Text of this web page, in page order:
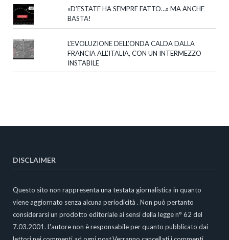
«D’ESTATE HA SEMPRE FATTO…» MA ANCHE
BASTA!
L’EVOLUZIONE DELL’ONDA CALDA DALLA
FRANCIA ALL’ITALIA, CON UN INTERMEZZO
INSTABILE
DISCLAIMER
Questo sito non rappresenta una testata giornalistica in quanto
viene aggiornato senza alcuna periodicità . Non può pertanto
considerarsi un prodotto editoriale ai sensi della legge n° 62 del
7.03.2001. L'autore non è responsabile per quanto pubblicato dai